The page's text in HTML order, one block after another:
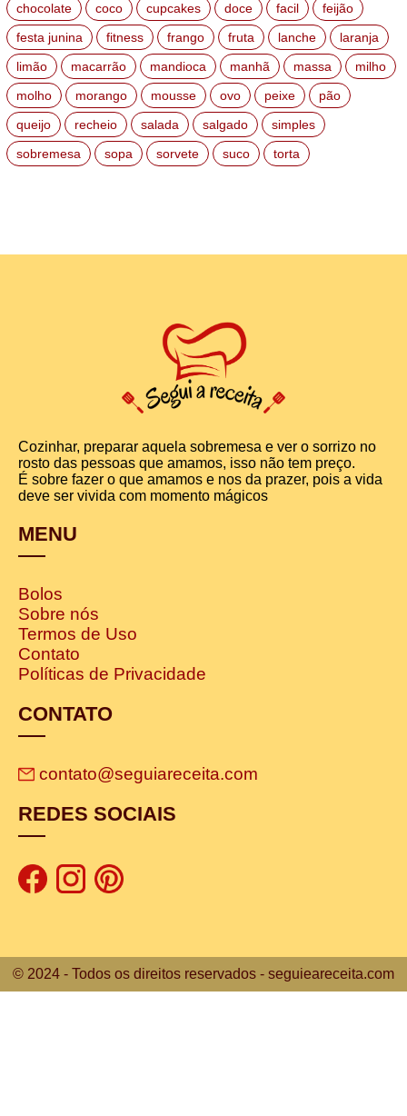
chocolate
coco cupcakes doce facil
feijão
festa junina
fitness frango fruta lanche
laranja
limão
macarrão mandioca manhã massa
milho
molho
morango mousse ovo peixe
pão
queijo
recheio salada salgado
simples
sobremesa
sopa sorvete suco torta
Cozinhar, preparar aquela sobremesa e ver o sorrizo no
rosto das pessoas que amamos, isso não tem preço.
É sobre fazer o que amamos e nos da prazer, pois a vida
deve ser vivida com momento mágicos
MENU
Bolos
Sobre nós
Termos de Uso
Contato
Políticas de Privacidade
CONTATO
contato@seguiareceita.com
REDES SOCIAIS
© 2024 - Todos os direitos reservados - seguieareceita.com